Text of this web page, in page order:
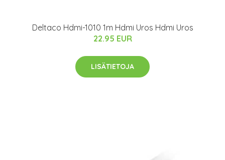
Deltaco Hdmi-1010 1m Hdmi Uros Hdmi Uros
22.95 EUR
LISÄTIETOJA